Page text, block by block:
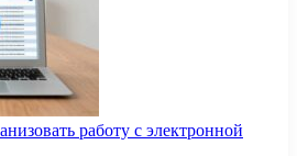
работу с электронной